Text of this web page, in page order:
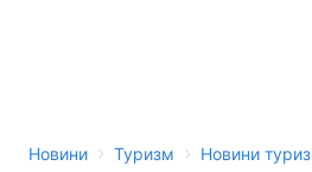
Новини › Туризм › Новини